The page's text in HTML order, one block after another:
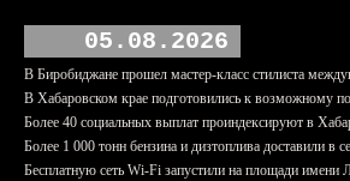
05.08.2026
В Биробиджане прошел мастер-класс стилиста
В Хабаровском крае подготовились к возможному
Более 40 социальных выплат проиндексируют в
Более 1 000 тонн бензина и дизтоплива доставили в
Бесплатную сеть Wi-Fi запустили на площади имени